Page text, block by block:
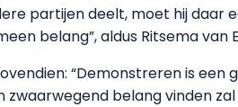
partijen deelt, moet hij daar
belang”, aldus Ritsema van
“Demonstreren is een
belang vinden